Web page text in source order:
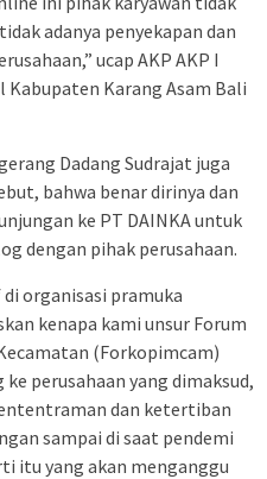
adanya penyekapan dan
ucap AKP AKP I
Kabupaten Karang Asam Bali
Dadang Sudrajat juga
bahwa benar dirinya dan
ke PT DAINKA untuk
dengan pihak perusahaan.
organisasi pramuka
kenapa kami unsur Forum
(Forkopimcam)
perusahaan yang dimaksud,
dan ketertiban
sampai di saat pendemi
itu yang akan menganggu